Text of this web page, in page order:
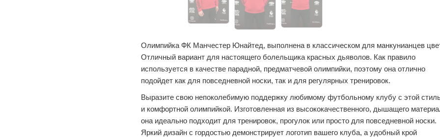
Олимпийка ФК Манчестер Юнайтед, выполнена в классическом для манкунианцев
Отличный вариант для настоящего болельщика красных дьяволов. Как правило
используется в качестве парадной, предматчевой олимпийки, поэтому она отлично
подойдет как для повседневной носки, так и для регулярных тренировок.
Выразите свою непоколебимую поддержку любимому футбольному клубу с этой
и комфортной олимпийкой. Изготовленная из высококачественного, дышащего
она идеально подходит для тренировок, прогулок или просто для повседневной носки.
Яркий дизайн с гордостью демонстрирует логотип вашего клуба, а удобный крой